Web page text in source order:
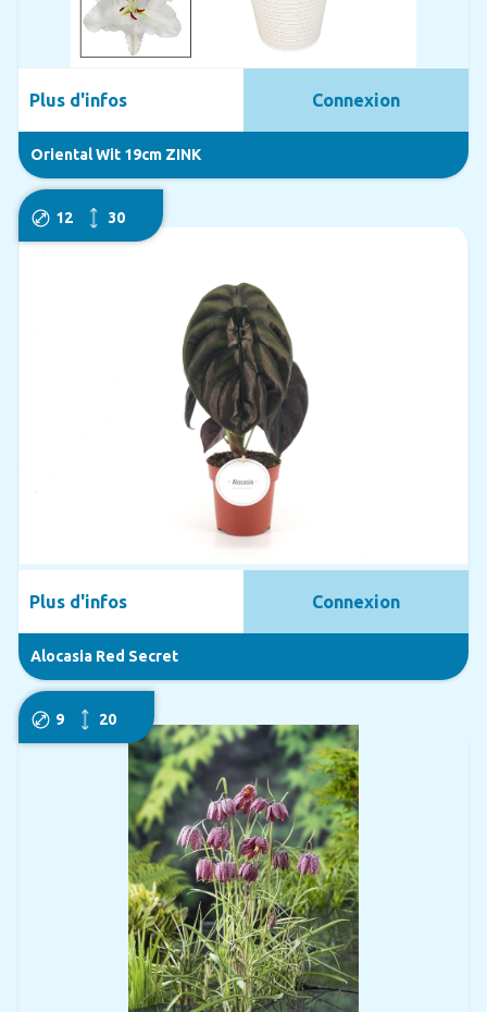
Oriental Wit 19cm ZINK
Plus d'infos Connexion
12 30
Alocasia Red Secret
Plus d'infos Connexion
9 20